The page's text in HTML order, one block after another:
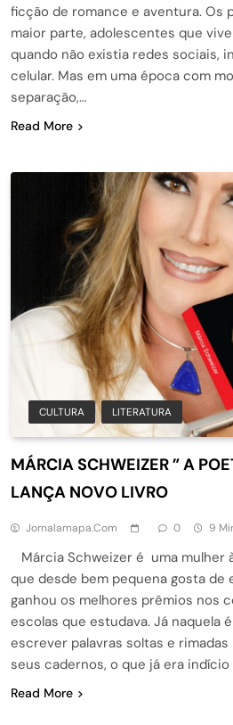
ficção de romance e aventura. Os
maior parte, adolescentes que
quando não existia redes sociais,
celular. Mas em uma época com
separação,…
Read More
CULTURA LITERATURA
MÁRCIA SCHWEIZER ” A
LANÇA NOVO LIVRO
Jornalamapa.com 0 9
Márcia Schweizer é uma mulher
que desde bem pequena gosta de
ganhou os melhores prêmios nos
escolas que estudava. Já naquela
escrever palavras soltas e
seus cadernos, o que já era indício
Read More